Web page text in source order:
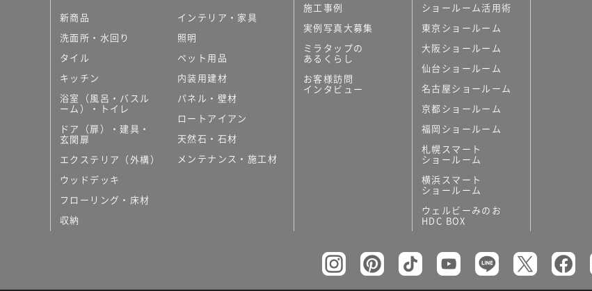
キッチン
コンパクトキッチン
コンパクトキッチンその他
カップボード（食器棚・キッチンボード）
コンビネーションキッチン（セクショナル
キッチン）
キッチン機器
新商品
洗面所・水回り
タイル
キッチン
浴室（風呂・バスル
ーム）・トイレ
ドア（扉）・建具・
玄関扉
エクステリア（外構）
ウッドデッキ
フローリング・床材
収納
インテリア・家具
照明
ペット用品
内装用建材
パネル・壁材
ロートアイアン
天然石・石材
メンテナンス・施工材
施工事例
実例写真大募集
ミラタップの
あるくらし
お客様訪問
インタビュー
ショールーム活用術
東京ショールーム
大阪ショールーム
仙台ショールーム
名古屋ショールーム
京都ショールーム
福岡ショールーム
札幌スマート
ショールーム
横浜スマート
ショールーム
ウェルビーみのお
HDC BOX